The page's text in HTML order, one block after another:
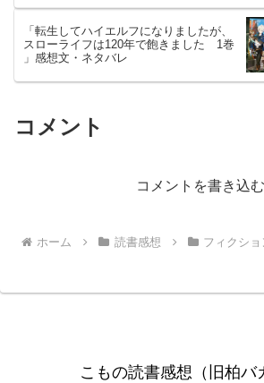
「転生してハイエルフになりましたが、
スローライフは120年で飽きました 1巻
」感想文・ネタバレ
コメント
コメントを書き込む
ホーム 読書感想 フィクショ
こもの読書感想（旧柏バ